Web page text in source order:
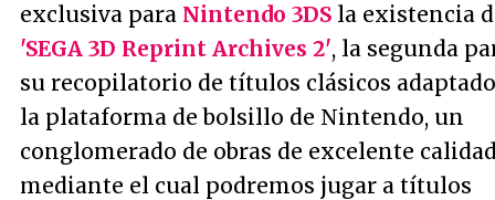
exclusiva para Nintendo 3DS la existencia
'SEGA 3D Reprint Archives 2', la segunda
su recopilatorio de títulos clásicos
la plataforma de bolsillo de Nintendo, un
conglomerado de obras de excelente
mediante el cual podremos jugar a títulos